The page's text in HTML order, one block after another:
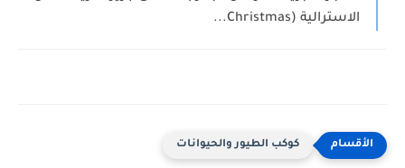
الاسترالية (Christmas...
كوكب الطيور والحيوانات